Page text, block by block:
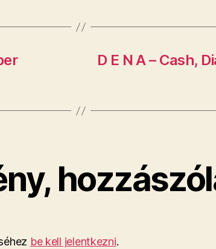
D E N A – Cash,
be kell jelentkezni.